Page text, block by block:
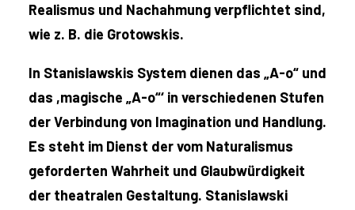
Realismus und Nachahmung verpflichtet sind,
wie z. B. die Grotowskis.
In Stanislawskis System dienen das „A-o“ und
das ,magische „A-o“‘ in verschiedenen Stufen
der Verbindung von Imagination und Handlung.
Es steht im Dienst der vom Naturalismus
geforderten Wahrheit und Glaubwürdigkeit
der theatralen Gestaltung. Stanislawski